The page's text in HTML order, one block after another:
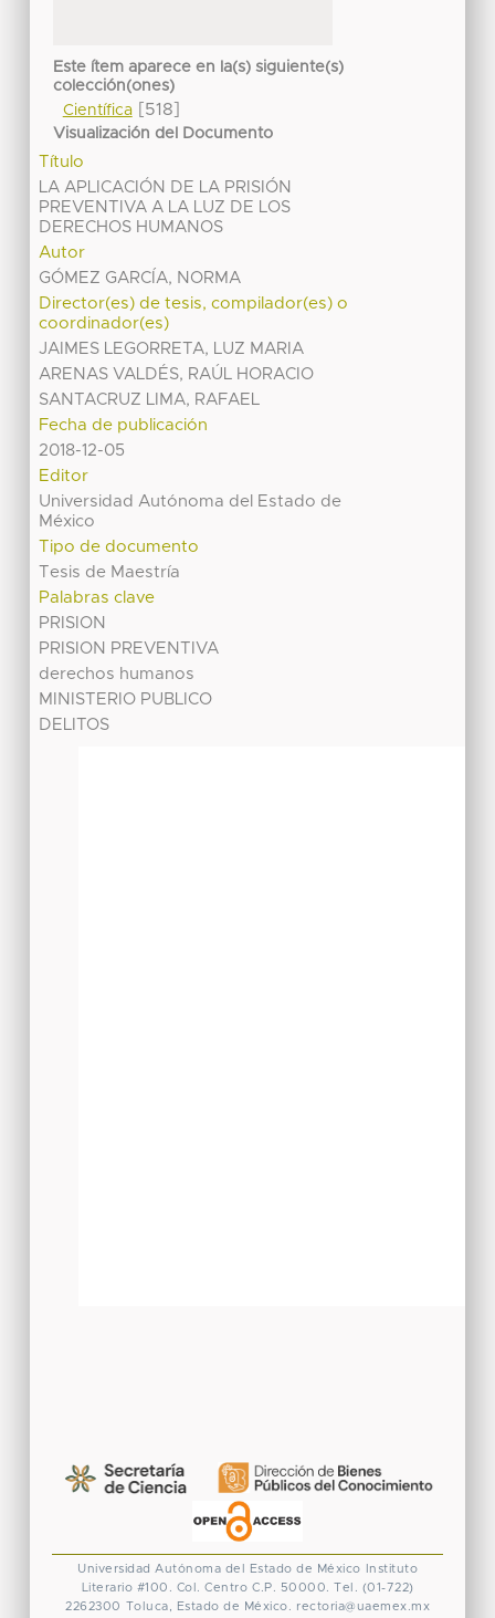
Este ítem aparece en la(s) siguiente(s)
colección(ones)
Científica[518]
Visualización del Documento
Título
LA APLICACIÓN DE LA PRISIÓN
PREVENTIVA A LA LUZ DE LOS
DERECHOS HUMANOS
Autor
GÓMEZ GARCÍA, NORMA
Director(es) de tesis, compilador(es) o
coordinador(es)
JAIMES LEGORRETA, LUZ MARIA
ARENAS VALDÉS, RAÚL HORACIO
SANTACRUZ LIMA, RAFAEL
Fecha de publicación
2018-12-05
Editor
Universidad Autónoma del Estado de
México
Tipo de documento
Tesis de Maestría
Palabras clave
PRISION
PRISION PREVENTIVA
derechos humanos
MINISTERIO PUBLICO
DELITOS
Universidad Autónoma del Estado de México
Instituto
Literario #100. Col. Centro C.P. 50000. Tel. (01-722)
2262300 Toluca, Estado de México. rectoria@uaemex.mx